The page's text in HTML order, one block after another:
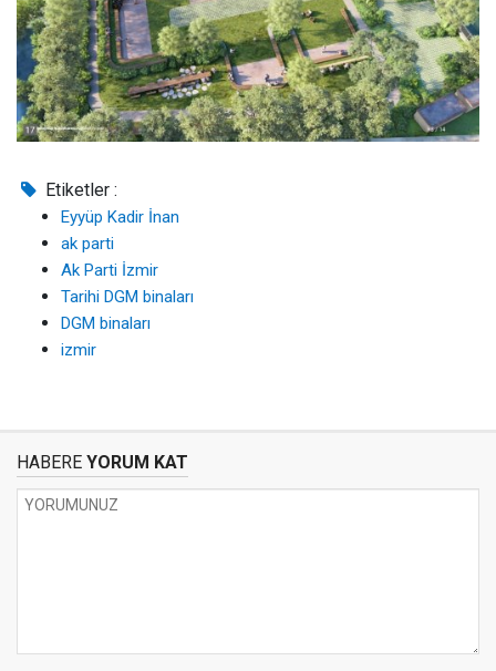
Etiketler :
Eyyüp Kadir İnan
ak parti
Ak Parti İzmir
Tarihi DGM binaları
DGM binaları
izmir
HABERE YORUM KAT